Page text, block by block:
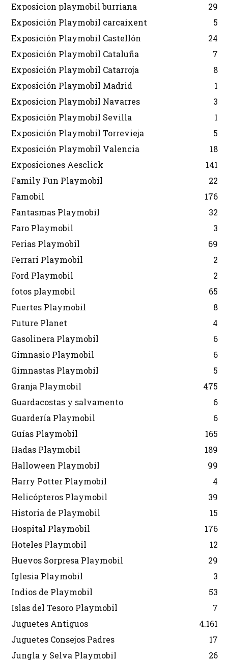
Exposicion playmobil burriana
29
Exposición Playmobil carcaixent
5
Exposición Playmobil Castellón
24
Exposición Playmobil Cataluña
7
Exposición Playmobil Catarroja
8
Exposición Playmobil Madrid
1
Exposicion Playmobil Navarres
3
Exposición Playmobil Sevilla
1
Exposición Playmobil Torrevieja
5
Exposición Playmobil Valencia
18
Exposiciones Aesclick
141
Family Fun Playmobil
22
Famobil
176
Fantasmas Playmobil
32
Faro Playmobil
3
Ferias Playmobil
69
Ferrari Playmobil
2
Ford Playmobil
2
fotos playmobil
65
Fuertes Playmobil
8
Future Planet
4
Gasolinera Playmobil
6
Gimnasio Playmobil
6
Gimnastas Playmobil
5
Granja Playmobil
475
Guardacostas y salvamento
6
Guardería Playmobil
6
Guías Playmobil
165
Hadas Playmobil
189
Halloween Playmobil
99
Harry Potter Playmobil
4
Helicópteros Playmobil
39
Historia de Playmobil
15
Hospital Playmobil
176
Hoteles Playmobil
12
Huevos Sorpresa Playmobil
29
Iglesia Playmobil
3
Indios de Playmobil
53
Islas del Tesoro Playmobil
7
Juguetes Antiguos
4.161
Juguetes Consejos Padres
17
Jungla y Selva Playmobil
26